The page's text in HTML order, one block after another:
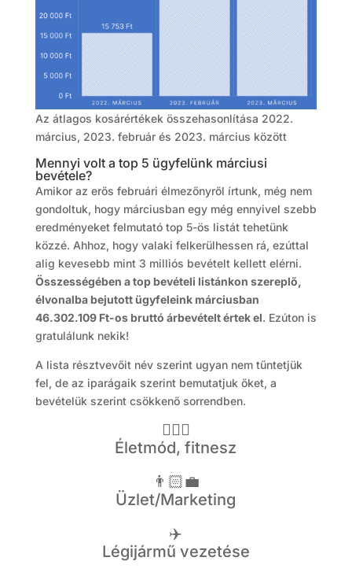
Az átlagos kosárértékek összehasonlítása 2022.
március, 2023. február és 2023. március között
Mennyi volt a top 5 ügyfelünk márciusi
bevétele?
Amikor az erős februári élmezőnyről írtunk, még nem
gondoltuk, hogy márciusban egy még ennyivel szebb
eredményeket felmutató top 5-ös listát tehetünk
közzé. Ahhoz, hogy valaki felkerülhessen rá, ezúttal
alig kevesebb mint 3 milliós bevételt kellett elérni.
Összességében a top bevételi listánkon szereplő,
élvonalba bejutott ügyfeleink márciusban
46.302.109 Ft-os bruttó árbevételt értek el. Ezúton is
gratulálunk nekik!
A lista résztvevőit név szerint ugyan nem tűntetjük
fel, de az iparágaik szerint bemutatjuk őket, a
bevételük szerint csökkenő sorrendben.
🤸🏻‍♂️
Életmód, fitnesz
👨🏻‍💼
Üzlet/Marketing
✈️
Légijármű vezetése